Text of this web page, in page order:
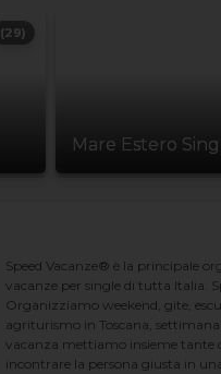
(29)
Mare Estero
Speed Vacanze® è la principale
vacanze per single di tutta Italia.
Organizziamo weekend, gite,
agriturismo in Toscana,
vacanza mettiamo insieme tante
incontrare la persona giusta in